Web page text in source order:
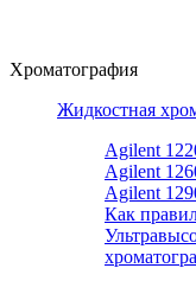
Хроматография
Жидкостная
Agilent
Agilent
Agilent
Как